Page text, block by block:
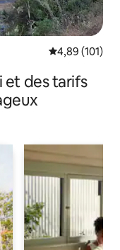
Évaluation
4,89 (101)
et des tarifs